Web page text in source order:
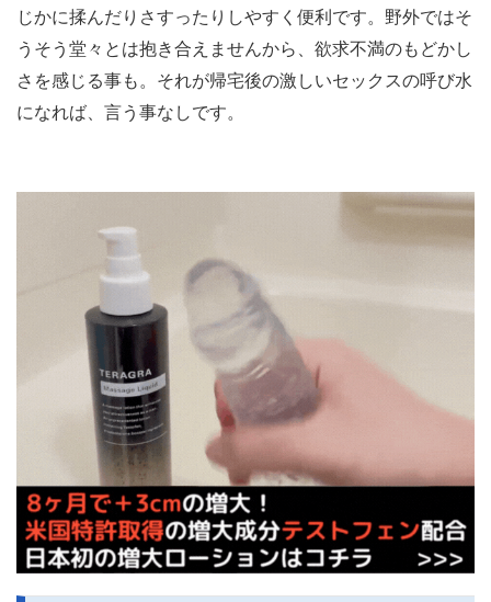
じかに揉んだりさすったりしやすく便利です。野外ではそ
うそう堂々とは抱き合えませんから、欲求不満のもどかし
さを感じる事も。それが帰宅後の激しいセックスの呼び水
になれば、言う事なしです。